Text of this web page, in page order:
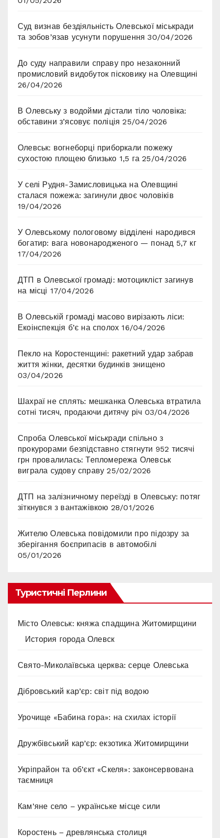
Суд визнав бездіяльність Олевської міськради
та зобов’язав усунути порушення 30/04/2026
До суду направили справу про незаконний
промисловий видобуток пісковику на Олевщині
26/04/2026
В Олевську з водойми дістали тіло чоловіка:
обставини з’ясовує поліція 25/04/2026
Олевськ: вогнеборці приборкали пожежу
сухостою площею близько 1,5 га 25/04/2026
У селі Рудня-Замисловицька на Олевщині
сталася пожежа: загинули двоє чоловіків
19/04/2026
У Олевському пологовому відділені народився
богатир: вага новонародженого — понад 5,7 кг
17/04/2026
ДТП в Олевської громаді: мотоцикліст загинув
на місці 17/04/2026
В Олевській громаді масово вирізають ліси:
Екоінспекція б’є на сполох 16/04/2026
Пекло на Коростенщині: ракетний удар забрав
життя жінки, десятки будинків знищено
03/04/2026
Шахраї не сплять: мешканка Олевська втратила
сотні тисяч, продаючи дитячу річ 03/04/2026
Спроба Олевської міськради спільно з
прокурорами безпідставно стягнути 952 тисячі
грн провалилась: Тепломережа Олевськ
виграла судову справу 25/02/2026
ДТП на залізничному переїзді в Олевську: потяг
зіткнувся з вантажівкою 28/01/2026
Жителю Олевська повідомили про підозру за
зберігання боєприпасів в автомобілі
05/01/2026
Туристичні Перлини
Місто Олевськ: княжа спадщина Житомирщини
История города Олевск
Свято-Миколаївська церква: серце Олевська
Дібровський кар’єр: світ під водою
Урочище «Бабина гора»: на схилах історії
Дружбівський кар’єр: екзотика Житомирщини
Укріпрайон та об’єкт «Скеля»: законсервована
таємниця
Кам’яне село – українське місце сили
Коростень – древлянська столиця